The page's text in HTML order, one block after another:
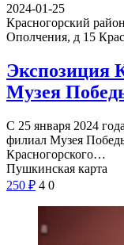
2024-01-25
Красногорский
Ополчения, д 15
Экспозиция
Музея
С 25 января 2024
филиал Музея
Красногорского…
Пушкинская карта
250 ₽ 4 0